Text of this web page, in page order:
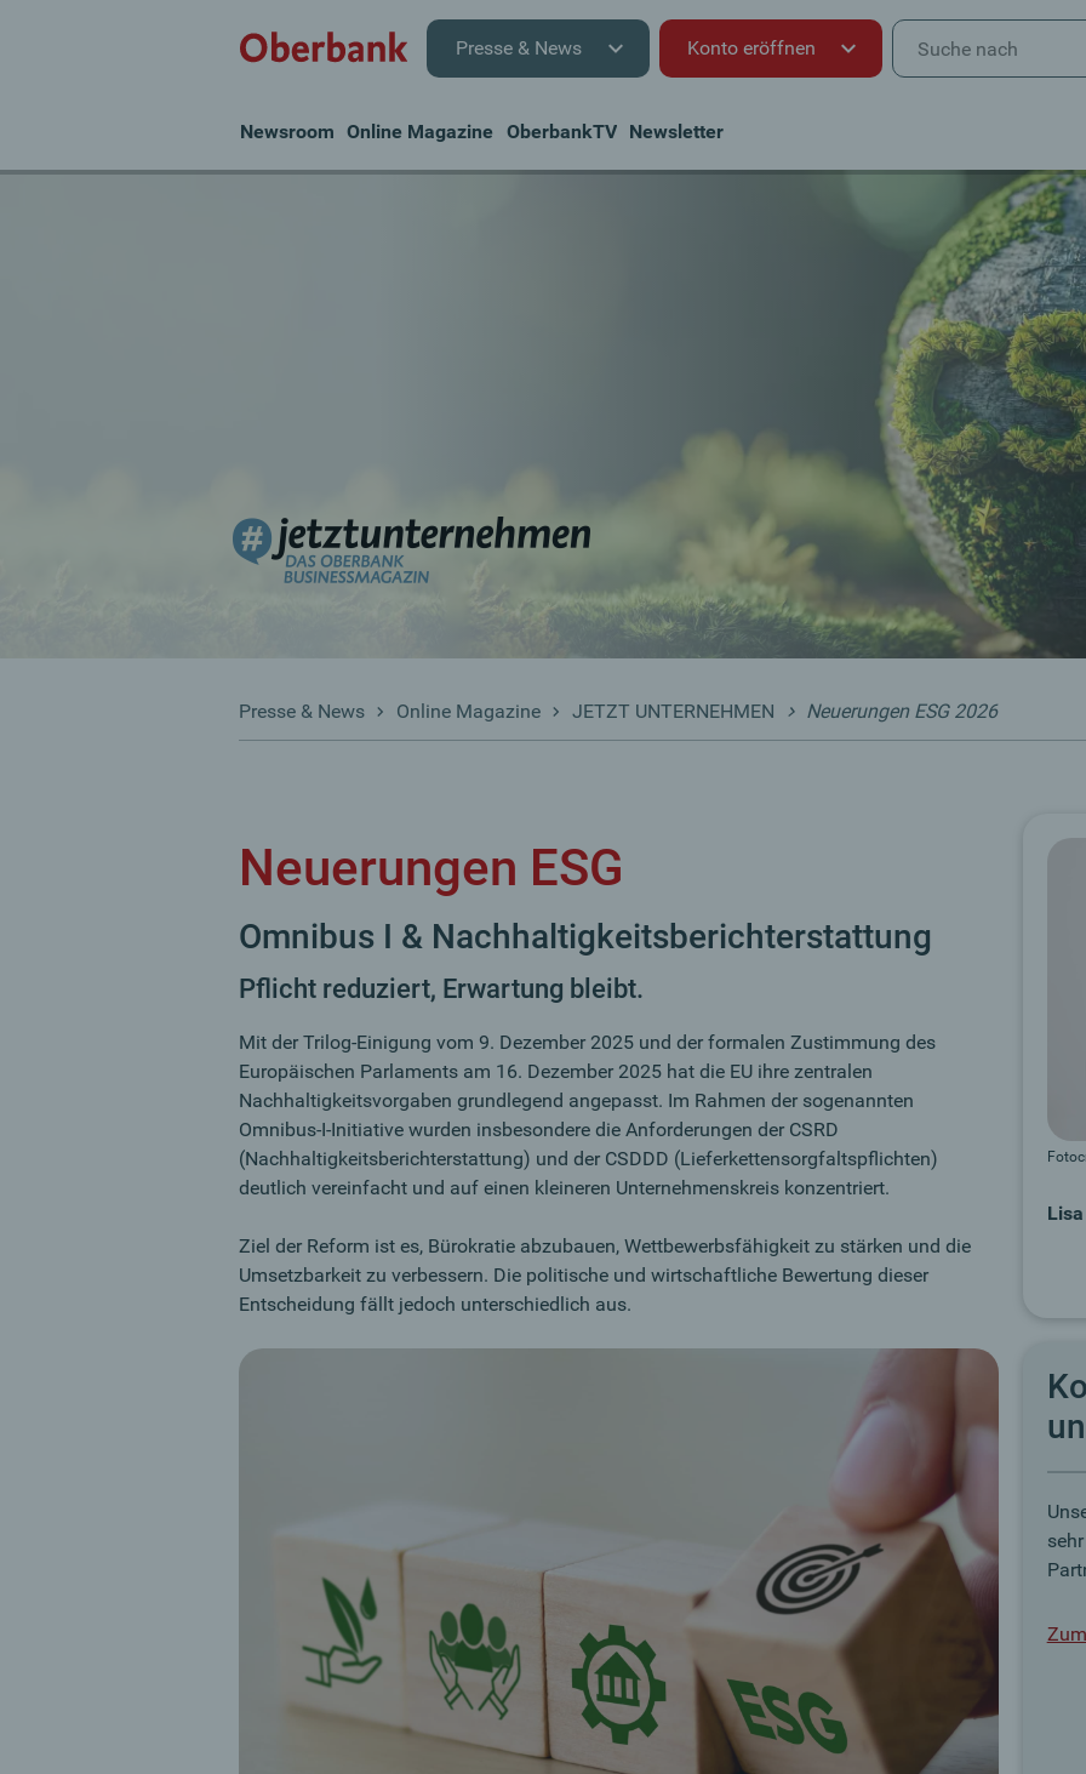
Presse & News Konto eröffnen
Newsroom Online Magazine OberbankTV Newsletter
Presse & News Online Magazine JETZT UNTERNEHMEN Neuerungen ESG 2026
Neuerungen ESG
Omnibus I & Nachhaltigkeitsberichterstattung
Pflicht reduziert, Erwartung bleibt.
Mit der Trilog-Einigung vom 9. Dezember 2025 und der formalen Zustimmung des
Europäischen Parlaments am 16. Dezember 2025 hat die EU ihre zentralen
Nachhaltigkeitsvorgaben grundlegend angepasst. Im Rahmen der sogenannten
Omnibus-I-Initiative wurden insbesondere die Anforderungen der CSRD
(Nachhaltigkeitsberichterstattung) und der CSDDD (Lieferkettensorgfaltspflichten)
deutlich vereinfacht und auf einen kleineren Unternehmenskreis konzentriert.
Ziel der Reform ist es, Bürokratie abzubauen, Wettbewerbsfähigkeit zu stärken und die
Umsetzbarkeit zu verbessern. Die politische und wirtschaftliche Bewertung dieser
Entscheidung fällt jedoch unterschiedlich aus.